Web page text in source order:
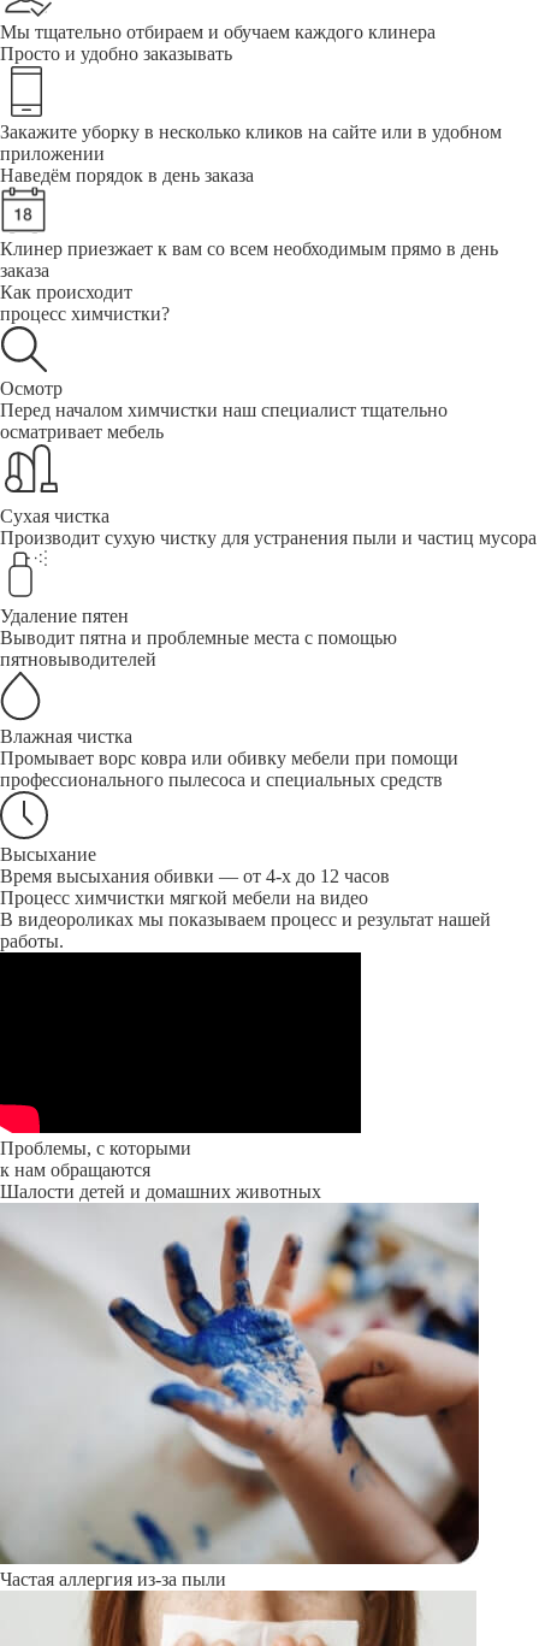
Мы тщательно отбираем и обучаем каждого клинера
Просто и удобно заказывать
Закажите уборку в несколько кликов на сайте или в удобном
приложении
Наведём порядок в день заказа
Клинер приезжает к вам со всем необходимым прямо в день
заказа
Как происходит
процесс химчистки?
Осмотр
Перед началом химчистки наш специалист тщательно
осматривает мебель
Сухая чистка
Производит сухую чистку для устранения пыли и частиц мусора
Удаление пятен
Выводит пятна и проблемные места с помощью
пятновыводителей
Влажная чистка
Промывает ворс ковра или обивку мебели при помощи
профессионального пылесоса и специальных средств
Высыхание
Время высыхания обивки — от 4-х до 12 часов
Процесс химчистки мягкой мебели на видео
В видеороликах мы показываем процесс и результат нашей
работы.
Проблемы, с которыми
к нам обращаются
Шалости детей и домашних животных
Частая аллергия из-за пыли